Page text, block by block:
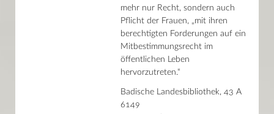
„So bald ich aufgestanden war, hab ich ein Solo auf der Flöte
Die Badische Landesbibliothek im Zweiten Weltkrieg
Fritz Leonhardt in Amerika
mehr nur Recht, sondern auch
Pflicht der Frauen, „mit ihren
berechtigten Forderungen auf ein
Mitbestimmungsrecht im
öffentlichen Leben
hervorzutreten.“
Badische Landesbibliothek, 43 A
6149